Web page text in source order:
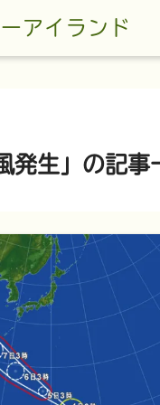
アイランド
発生」の記事